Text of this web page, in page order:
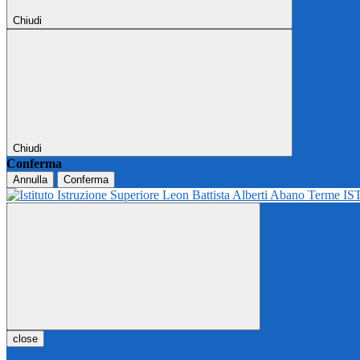
Chiudi
Chiudi
Conferma
Annulla Conferma
close